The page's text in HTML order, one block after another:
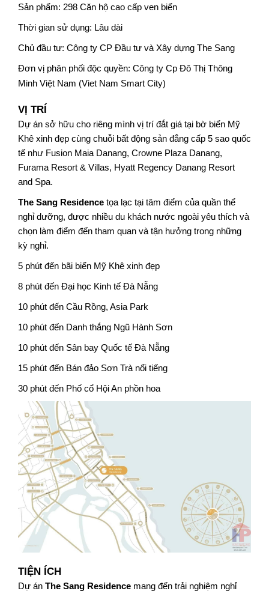
Sản phẩm: 298 Căn hộ cao cấp ven biển
Thời gian sử dụng: Lâu dài
Chủ đầu tư: Công ty CP Đầu tư và Xây dựng The Sang
Đơn vị phân phối độc quyền: Công ty Cp Đô Thị Thông
Minh Việt Nam (Viet Nam Smart City)
VỊ TRÍ
Dự án sở hữu cho riêng mình vị trí đắt giá tại bờ biển Mỹ
Khê xinh đẹp cùng chuỗi bất động sản đẳng cấp 5 sao quốc
tế như Fusion Maia Danang, Crowne Plaza Danang,
Furama Resort & Villas, Hyatt Regency Danang Resort
and Spa.
The Sang Residence tọa lạc tại tâm điểm của quần thể
nghỉ dưỡng, được nhiều du khách nước ngoài yêu thích và
chọn làm điểm đến tham quan và tận hưởng trong những
kỳ nghỉ.
5 phút đến bãi biển Mỹ Khê xinh đẹp
8 phút đến Đại học Kinh tế Đà Nẵng
10 phút đến Cầu Rồng, Asia Park
10 phút đến Danh thắng Ngũ Hành Sơn
10 phút đến Sân bay Quốc tế Đà Nẵng
15 phút đến Bán đảo Sơn Trà nổi tiếng
30 phút đến Phố cổ Hội An phồn hoa
TIỆN ÍCH
Dự án The Sang Residence mang đến trải nghiệm nghỉ